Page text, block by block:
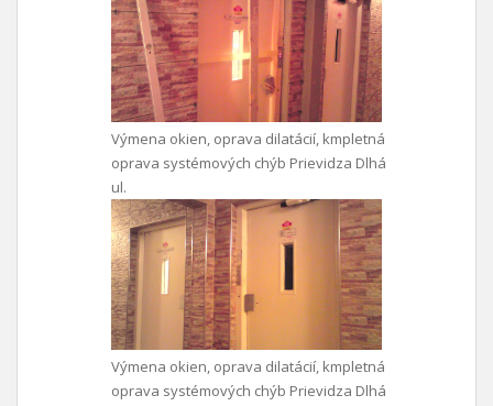
Výmena okien, oprava dilatácií, kmpletná
oprava systémových chýb Prievidza Dlhá
ul.
Výmena okien, oprava dilatácií, kmpletná
oprava systémových chýb Prievidza Dlhá